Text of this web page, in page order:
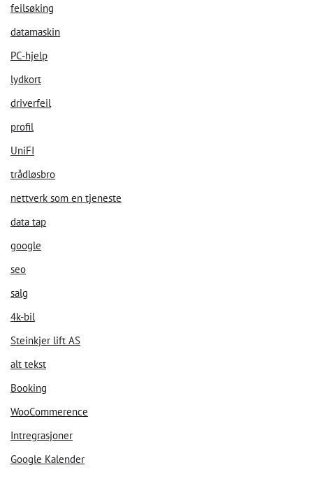
feilsøking
datamaskin
PC-hjelp
lydkort
driverfeil
profil
UniFI
trådløsbro
nettverk som en tjeneste
data tap
google
seo
salg
4k-bil
Steinkjer lift AS
alt tekst
Booking
WooCommerence
Intregrasjoner
Google Kalender